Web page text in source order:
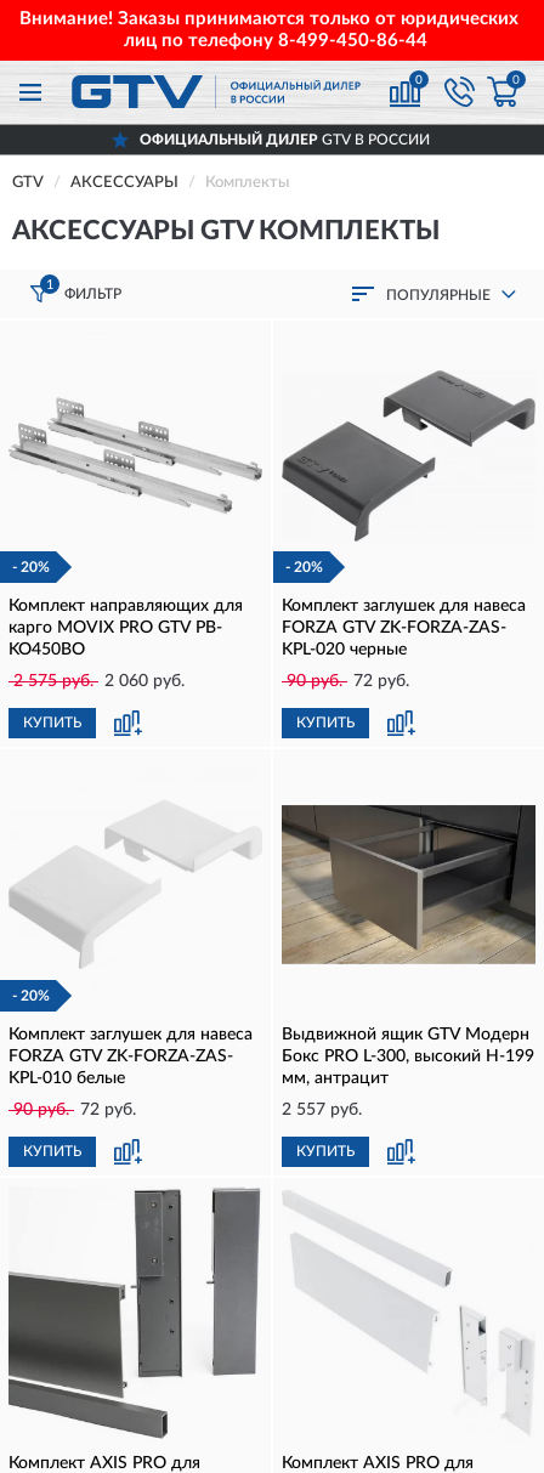
Внимание! Заказы принимаются только от юридических
лиц по телефону 8-499-450-86-44
0 0
ОФИЦИАЛЬНЫЙ ДИЛЕР GTV В РОССИИ
GTV АКСЕССУАРЫ Комплекты
АКСЕССУАРЫ GTV КОМПЛЕКТЫ
1
ФИЛЬТР ПОПУЛЯРНЫЕ
- 20%
Комплект направляющих для
карго MOVIX PRO GTV PB-
KO450BO
2 575 руб. 2 060 руб.
КУПИТЬ
- 20%
Комплект заглушек для навеса
FORZA GTV ZK-FORZA-ZAS-
KPL-020 черные
90 руб. 72 руб.
КУПИТЬ
- 20%
Комплект заглушек для навеса
FORZA GTV ZK-FORZA-ZAS-
KPL-010 белые
90 руб. 72 руб.
КУПИТЬ
Выдвижной ящик GTV Модерн
Бокс PRO L-300, высокий H-199
мм, антрацит
2 557 руб.
КУПИТЬ
Комплект AXIS PRO для
Комплект AXIS PRO для